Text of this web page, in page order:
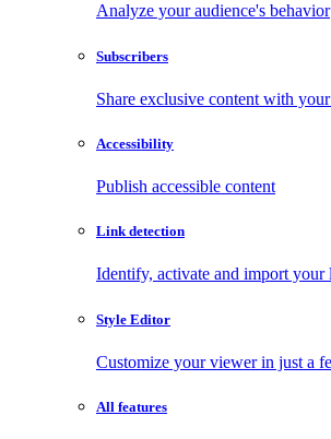
Analyze your audience's behavior
Subscribers
Share exclusive content with
Accessibility
Publish accessible content
Link detection
Identify, activate and import your
Style Editor
Customize your viewer in just a
All features